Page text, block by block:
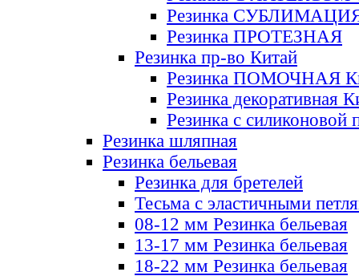
Резинка
Резинка ПРОТЕЗНАЯ
Резинка пр-во Китай
Резинка ПОМОЧНАЯ
Резинка декоративная
Резинка с силиконовой
Резинка шляпная
Резинка бельевая
Резинка для бретелей
Тесьма с эластичными
08-12 мм Резинка бельевая
13-17 мм Резинка бельевая
18-22 мм Резинка бельевая